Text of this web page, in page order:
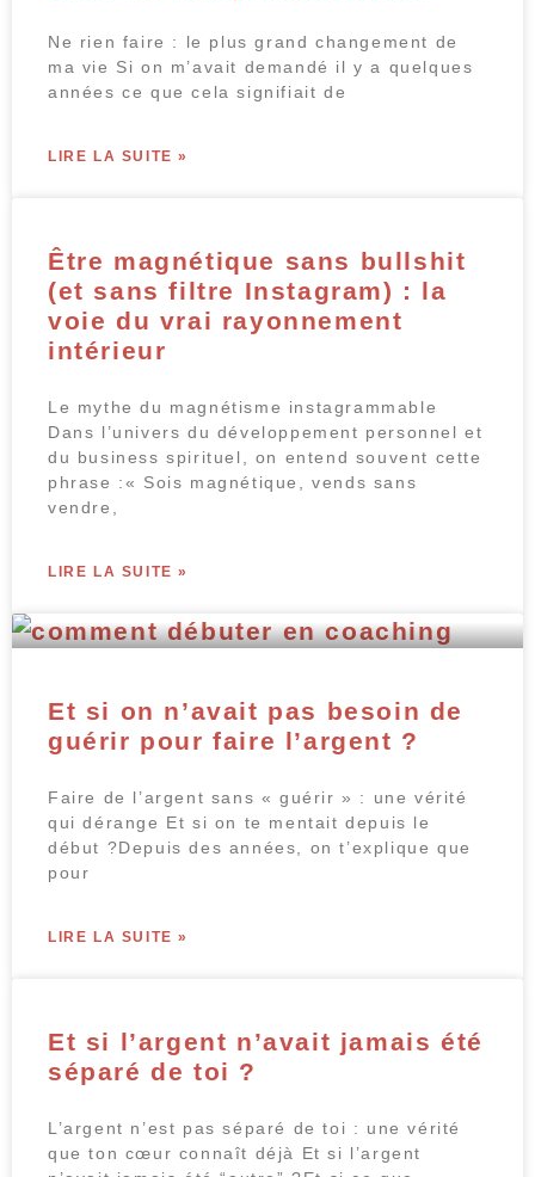
Ne rien faire : le plus grand changement de
ma vie Si on m’avait demandé il y a quelques
années ce que cela signifiait de
LIRE LA SUITE »
Être magnétique sans bullshit
(et sans filtre Instagram) : la
voie du vrai rayonnement
intérieur
Le mythe du magnétisme instagrammable
Dans l’univers du développement personnel et
du business spirituel, on entend souvent cette
phrase :« Sois magnétique, vends sans
vendre,
LIRE LA SUITE »
Et si on n’avait pas besoin de
guérir pour faire l’argent ?
Faire de l’argent sans « guérir » : une vérité
qui dérange Et si on te mentait depuis le
début ?Depuis des années, on t’explique que
pour
LIRE LA SUITE »
Et si l’argent n’avait jamais été
séparé de toi ?
L’argent n’est pas séparé de toi : une vérité
que ton cœur connaît déjà Et si l’argent